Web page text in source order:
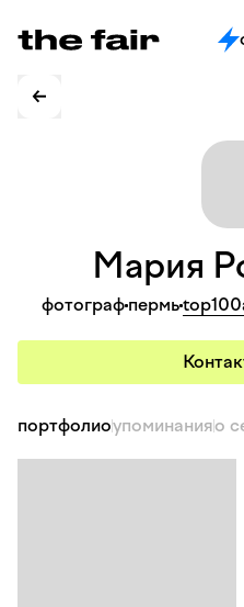
Мария
фотограф пермь
портфолиоупоминанияо